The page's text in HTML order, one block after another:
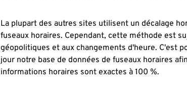
La plupart des autres sites utilisent un décalage
fuseaux horaires. Cependant, cette méthode est
géopolitiques et aux changements d'heure. C'est
jour notre base de données de fuseaux horaires
informations horaires sont exactes à 100 %.